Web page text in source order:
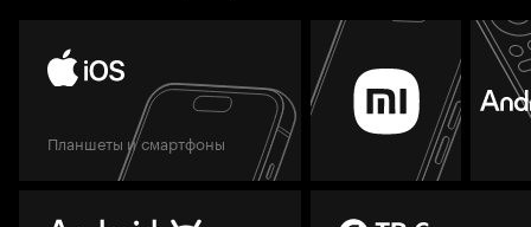
Планшеты и смартфоны